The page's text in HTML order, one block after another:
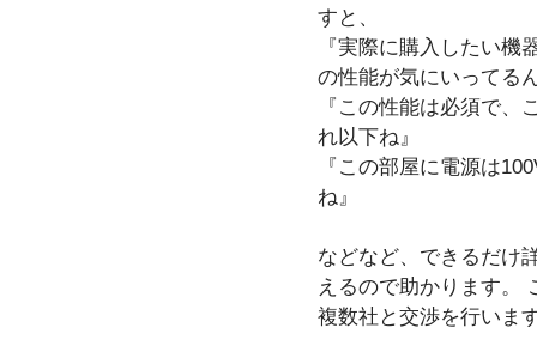
すと、
『実際に購入したい
の性能が気にいってる
『この性能は必須で
れ以下ね』
『この部屋に電源は
ね』
などなど、できるだけ
えるので助かります。
複数社と交渉を行いま